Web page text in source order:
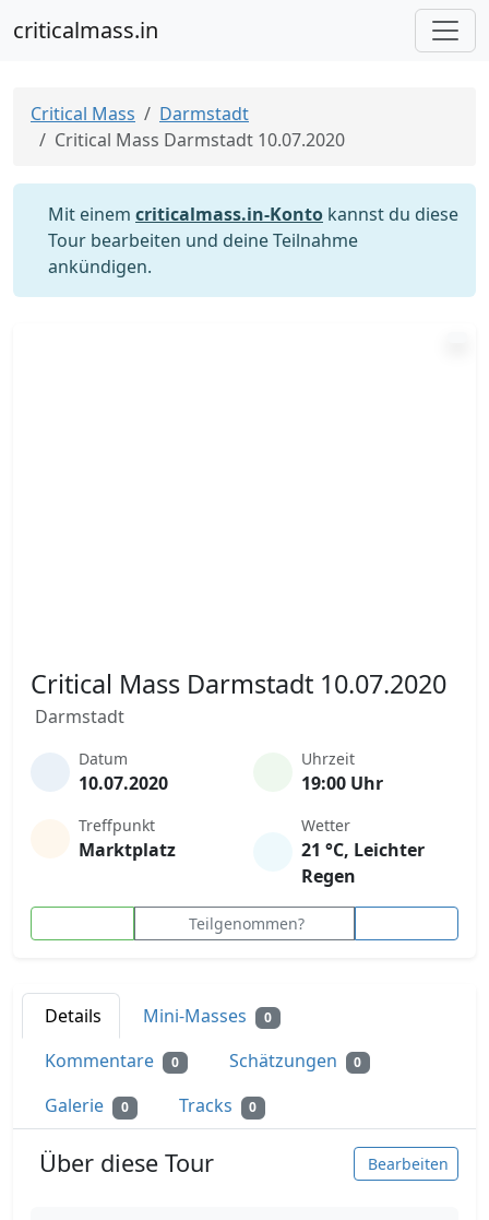
criticalmass.in
Critical Mass
Darmstadt
Critical Mass Darmstadt 10.07.2020
Mit einem criticalmass.in-Konto kannst du diese
Tour bearbeiten und deine Teilnahme
ankündigen.
Critical Mass Darmstadt 10.07.2020
Darmstadt
Datum
10.07.2020
Uhrzeit
19:00 Uhr
Treffpunkt
Marktplatz
Wetter
21 °C, Leichter
Regen
Teilgenommen?
Details Mini-Masses 0
Kommentare 0 Schätzungen 0
Galerie 0 Tracks 0
Über diese Tour Bearbeiten